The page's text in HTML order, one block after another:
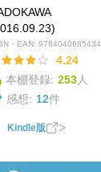
・EAN: 9784040685434
4.24
本棚登録: 253人
感想: 12件
Kindle版